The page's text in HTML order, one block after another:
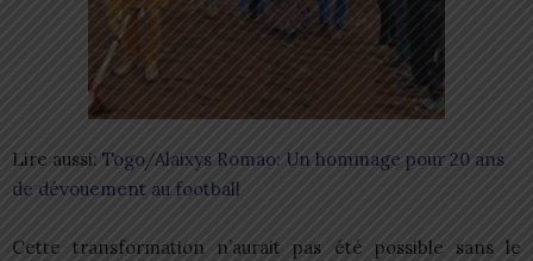
Lire aussi: Togo/Alaixys Romao: Un hommage pour 20 ans
de dévouement au football
Cette transformation n’aurait pas été possible sans le